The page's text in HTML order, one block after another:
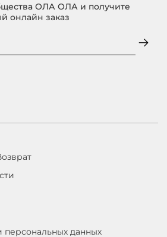
персональных данных
ОЛА ОЛА и получите
онлайн заказ